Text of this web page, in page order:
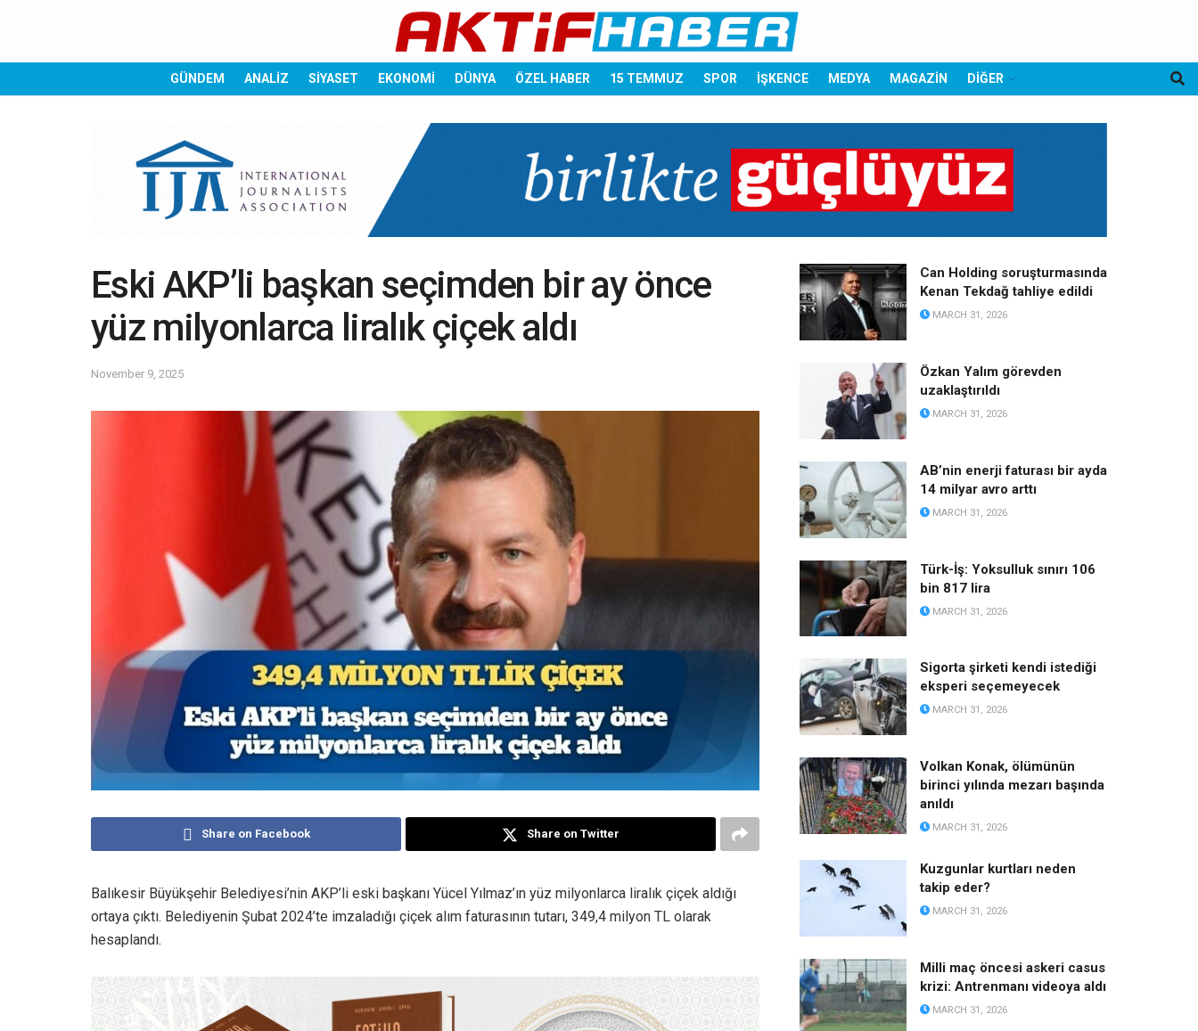
GÜNDEM ANALİZ SİYASET EKONOMİ DÜNYA ÖZEL HABER 15 TEMMUZ SPOR İŞKENCE MEDYA MAGAZİN DİĞER
Eski AKP’li başkan seçimden bir ay önce
yüz milyonlarca liralık çiçek aldı
November 9, 2025
Share on Facebook Share on Twitter
Balıkesir Büyükşehir Belediyesi’nin AKP’li eski başkanı Yücel Yılmaz’ın yüz milyonlarca liralık çiçek aldığı
ortaya çıktı. Belediyenin Şubat 2024’te imzaladığı çiçek alım faturasının tutarı, 349,4 milyon TL olarak
hesaplandı.
Can Holding soruşturmasında
Kenan Tekdağ tahliye edildi
MARCH 31, 2026
Özkan Yalım görevden
uzaklaştırıldı
MARCH 31, 2026
AB’nin enerji faturası bir ayda
14 milyar avro arttı
MARCH 31, 2026
Türk-İş: Yoksulluk sınırı 106
bin 817 lira
MARCH 31, 2026
Sigorta şirketi kendi istediği
eksperi seçemeyecek
MARCH 31, 2026
Volkan Konak, ölümünün
birinci yılında mezarı başında
anıldı
MARCH 31, 2026
Kuzgunlar kurtları neden
takip eder?
MARCH 31, 2026
Milli maç öncesi askeri casus
krizi: Antrenmanı videoya aldı
MARCH 31, 2026